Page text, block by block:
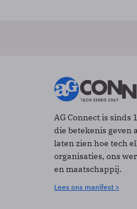
AG Connect is sinds
die betekenis geven
laten zien hoe tech
organisaties, ons
en maatschappij.
Lees ons manifest >